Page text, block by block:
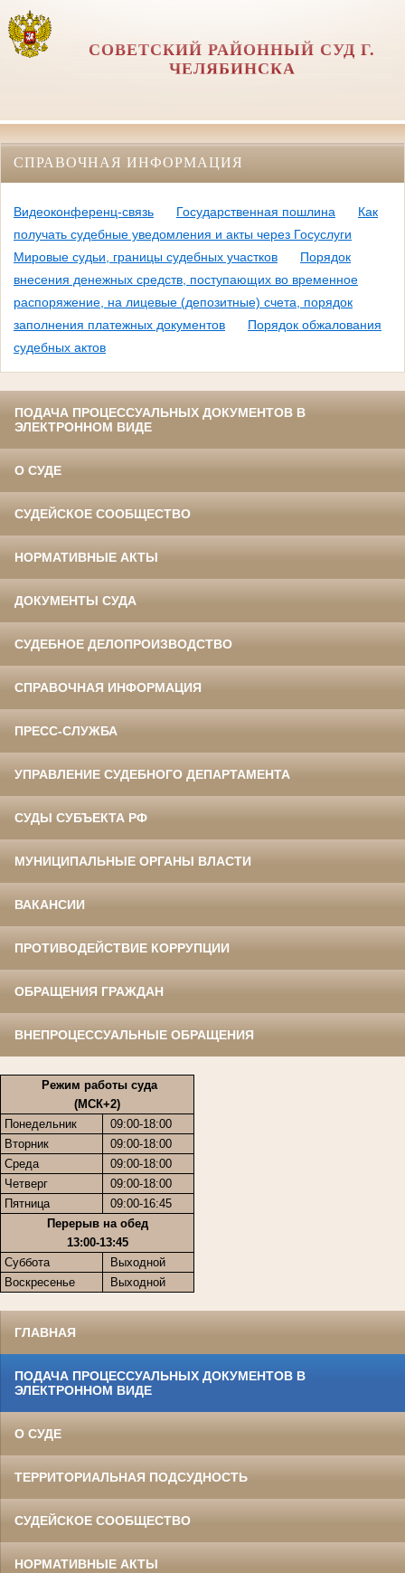
СОВЕТСКИЙ РАЙОННЫЙ СУД Г.
ЧЕЛЯБИНСКА
СПРАВОЧНАЯ ИНФОРМАЦИЯ
Видеоконференц-связь Государственная пошлина
Как
получать судебные уведомления и акты через Госуслуги
Мировые судьи, границы судебных участков
Порядок
внесения денежных средств, поступающих во временное
распоряжение, на лицевые (депозитные) счета, порядок
заполнения платежных документов
Порядок обжалования
судебных актов
ПОДАЧА ПРОЦЕССУАЛЬНЫХ ДОКУМЕНТОВ В
ЭЛЕКТРОННОМ ВИДЕ
О СУДЕ
СУДЕЙСКОЕ СООБЩЕСТВО
НОРМАТИВНЫЕ АКТЫ
ДОКУМЕНТЫ СУДА
СУДЕБНОЕ ДЕЛОПРОИЗВОДСТВО
СПРАВОЧНАЯ ИНФОРМАЦИЯ
ПРЕСС-СЛУЖБА
УПРАВЛЕНИЕ СУДЕБНОГО ДЕПАРТАМЕНТА
СУДЫ СУБЪЕКТА РФ
МУНИЦИПАЛЬНЫЕ ОРГАНЫ ВЛАСТИ
ВАКАНСИИ
ПРОТИВОДЕЙСТВИЕ КОРРУПЦИИ
ОБРАЩЕНИЯ ГРАЖДАН
ВНЕПРОЦЕССУАЛЬНЫЕ ОБРАЩЕНИЯ
Режим работы суда
(МСК+2)
Понедельник
09:00-18:00
Вторник
09:00-18:00
Среда
09:00-18:00
Четверг
09:00-18:00
Пятница
09:00-16:45
Перерыв на обед
13:00-13:45
Суббота
Выходной
Воскресенье
Выходной
ГЛАВНАЯ
ПОДАЧА ПРОЦЕССУАЛЬНЫХ ДОКУМЕНТОВ В
ЭЛЕКТРОННОМ ВИДЕ
О СУДЕ
ТЕРРИТОРИАЛЬНАЯ ПОДСУДНОСТЬ
СУДЕЙСКОЕ СООБЩЕСТВО
НОРМАТИВНЫЕ АКТЫ